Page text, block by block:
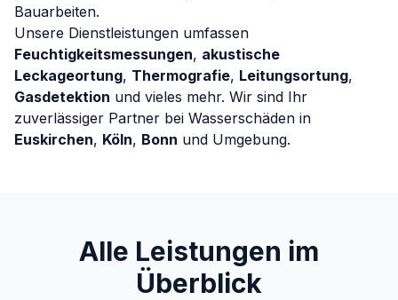
Bauarbeiten.
Unsere Dienstleistungen umfassen
Feuchtigkeitsmessungen, akustische
Leckageortung, Thermografie, Leitungsortung,
Gasdetektion und vieles mehr. Wir sind Ihr
zuverlässiger Partner bei Wasserschäden in
Euskirchen, Köln, Bonn und Umgebung.
Alle Leistungen im
Überblick